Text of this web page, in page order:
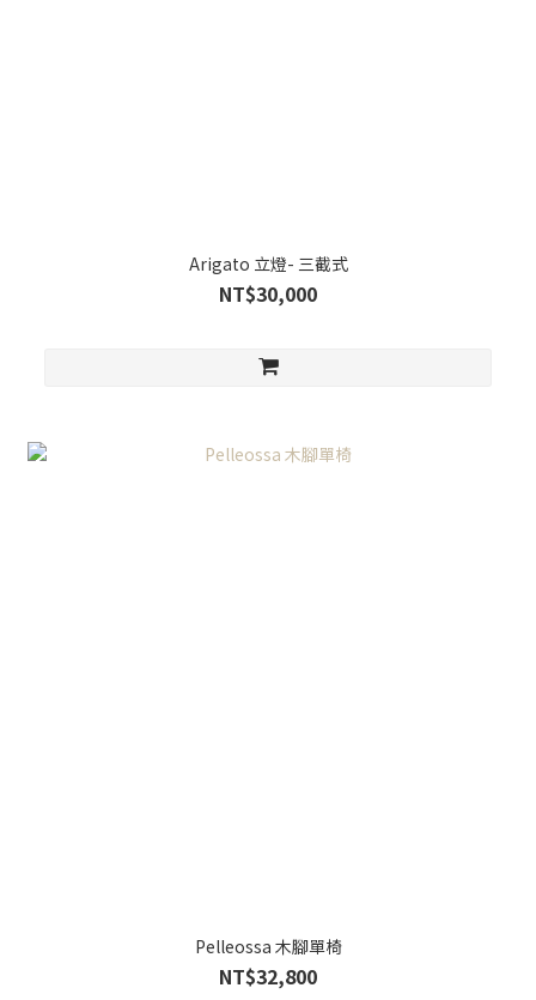
Arigato 立燈- 三截式
NT$30,000
Pelleossa 木腳單椅
NT$32,800